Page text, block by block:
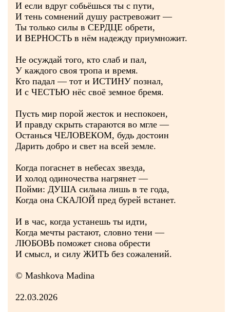
И если вдруг собьёшься ты с пути,
И тень сомнений душу растревожит —
Ты только силы в СЕРДЦЕ обрети,
И ВЕРНОСТЬ в нём надежду приумножит.
Не осуждай того, кто слаб и пал,
У каждого своя тропа и время.
Кто падал — тот и ИСТИНУ познал,
И с ЧЕСТЬЮ нёс своё земное бремя.
Пусть мир порой жесток и неспокоен,
И правду скрыть стараются во мгле —
Останься ЧЕЛОВЕКОМ, будь достоин
Дарить добро и свет на всей земле.
Когда погаснет в небесах звезда,
И холод одиночества нагрянет —
Пойми: ДУША сильна лишь в те года,
Когда она СКАЛОЙ пред бурей встанет.
И в час, когда устанешь ты идти,
Когда мечты растают, словно тени —
ЛЮБОВЬ поможет снова обрести
И смысл, и силу ЖИТЬ без сожалений.
© Mashkova Madina
22.03.2026